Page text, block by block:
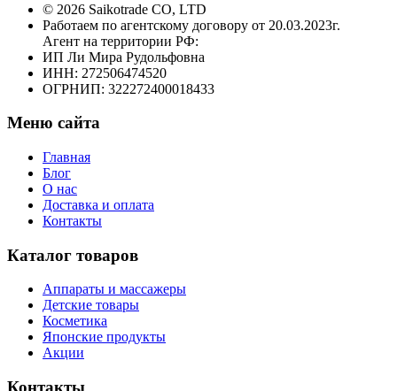
© 2026 Saikotrade CO, LTD
Работаем по агентскому договору от 20.03.2023г.
Агент на территории РФ:
ИП Ли Мира Рудольфовна
ИНН: 272506474520
ОГРНИП: 322272400018433
Меню сайта
Главная
Блог
О нас
Доставка и оплата
Контакты
Каталог товаров
Аппараты и массажеры
Детские товары
Косметика
Японские продукты
Акции
Контакты